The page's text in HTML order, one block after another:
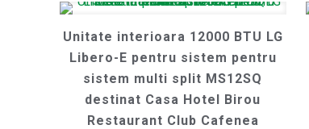
Unitate interioara 12000 BTU LG
Libero-E pentru sistem pentru
sistem multi split MS12SQ
destinat Casa Hotel Birou
Restaurant Club Cafenea